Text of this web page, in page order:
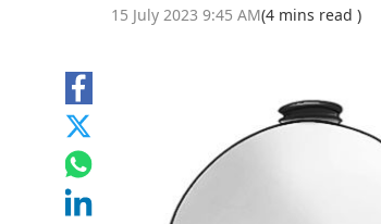
15 July 2023 9:45 AM(4 mins read )